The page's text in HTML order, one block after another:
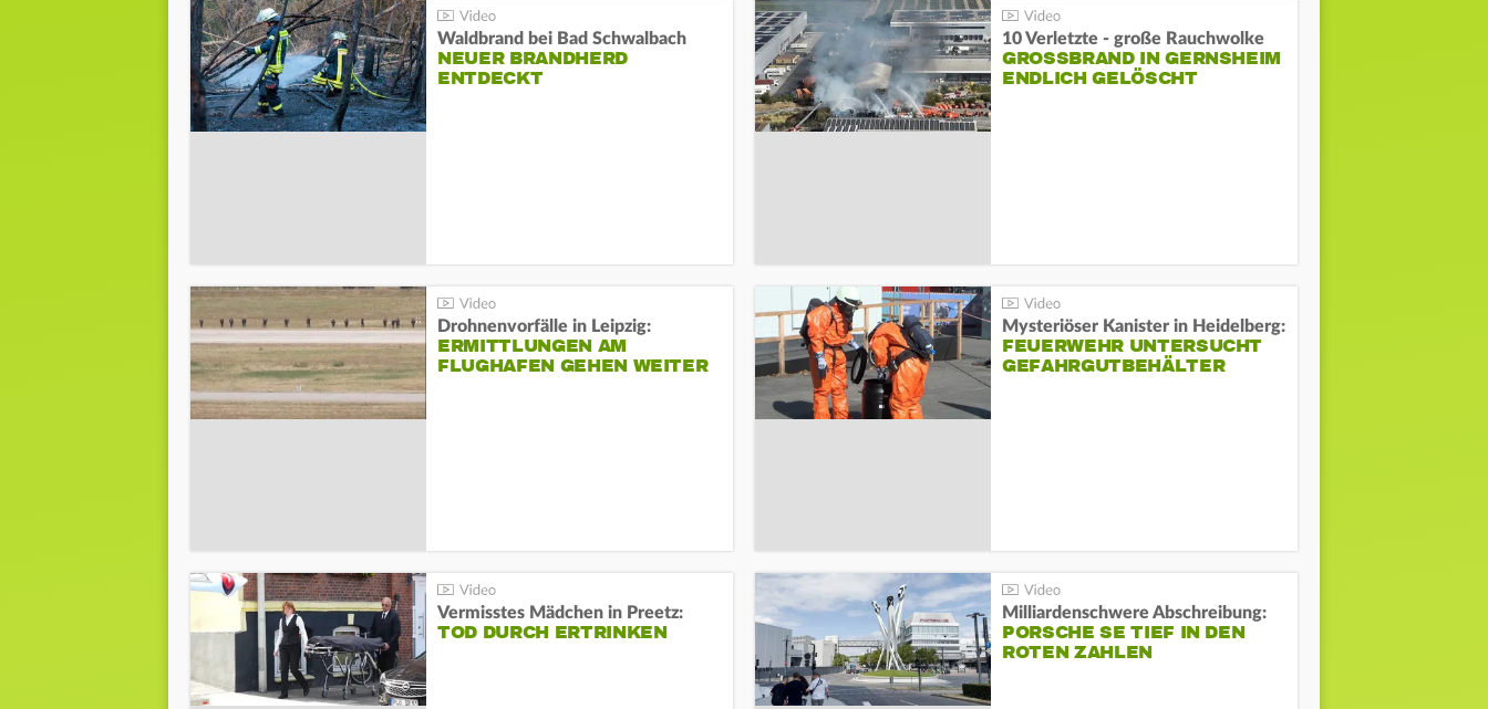
Waldbrand bei Bad Schwalbach
NEUER BRANDHERD
ENTDECKT
10 Verletzte - große Rauchwolke
GROSSBRAND IN GERNSHEIM E
NDLICH GELÖSCHT
Drohnenvorfälle in Leipzig:
ERMITTLUNGEN AM
FLUGHAFEN GEHEN WEITER
Mysteriöser Kanister in Heidelberg:
FEUERWEHR UNTERSUCHT
GEFAHRGUTBEHÄLTER
Vermisstes Mädchen in Preetz:
TOD DURCH ERTRINKEN
Milliardenschwere Abschreibung:
PORSCHE SE TIEF IN DEN
ROTEN ZAHLEN